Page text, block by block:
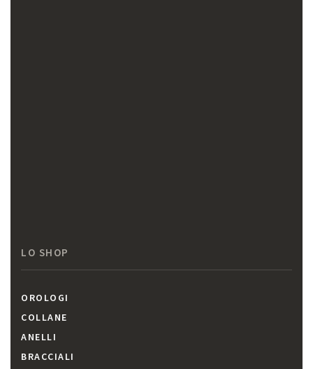
LO SHOP
OROLOGI
COLLANE
ANELLI
BRACCIALI